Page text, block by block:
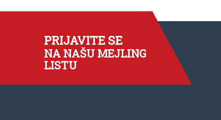
PRIJAVITE SE
NA NAŠU MEJLING
LISTU